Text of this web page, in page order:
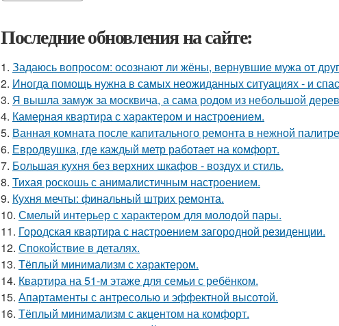
Последние обновления на сайте:
1. Задаюсь вопросом: осознают ли жёны, вернувшие мужа от
2. Иногда помощь нужна в самых неожиданных ситуациях - и
3. Я вышла замуж за москвича, а сама родом из небольшой
4. Камерная квартира с характером и настроением.
5. Ванная комната после капитального ремонта в нежной
6. Евродвушка, где каждый метр работает на комфорт.
7. Большая кухня без верхних шкафов - воздух и стиль.
8. Тихая роскошь с анималистичным настроением.
9. Кухня мечты: финальный штрих ремонта.
10. Смелый интерьер с характером для молодой пары.
11. Городская квартира с настроением загородной резиденции.
12. Спокойствие в деталях.
13. Тёплый минимализм с характером.
14. Квартира на 51-м этаже для семьи с ребёнком.
15. Апартаменты с антресолью и эффектной высотой.
16. Тёплый минимализм с акцентом на комфорт.